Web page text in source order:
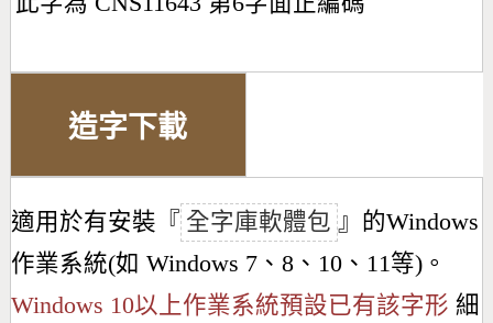
造字下載
適用於有安裝『 全字庫軟體包 』的Windows
作業系統(如 Windows 7、8、10、11等)。
Windows 10以上作業系統預設已有該字形 細